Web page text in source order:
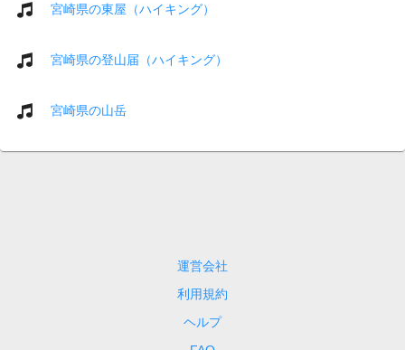
宮崎県の東屋（ハイキング）
宮崎県の登山届（ハイキング）
宮崎県の山岳
運営会社
利用規約
ヘルプ